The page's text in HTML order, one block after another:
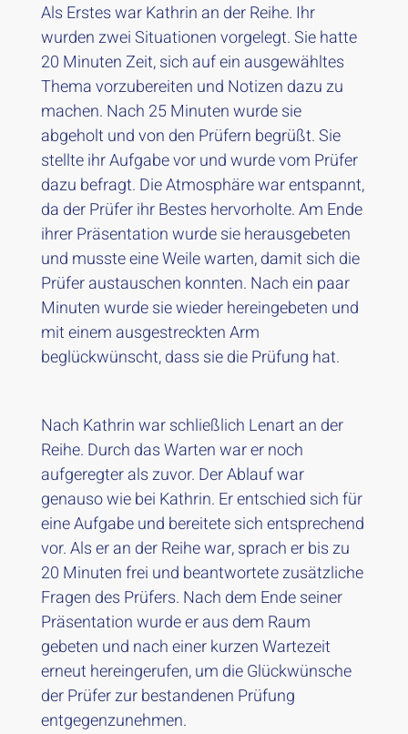
Als Erstes war Kathrin an der Reihe. Ihr
wurden zwei Situationen vorgelegt. Sie hatte
20 Minuten Zeit, sich auf ein ausgewähltes
Thema vorzubereiten und Notizen dazu zu
machen. Nach 25 Minuten wurde sie
abgeholt und von den Prüfern begrüßt. Sie
stellte ihr Aufgabe vor und wurde vom Prüfer
dazu befragt. Die Atmosphäre war entspannt,
da der Prüfer ihr Bestes hervorholte. Am Ende
ihrer Präsentation wurde sie herausgebeten
und musste eine Weile warten, damit sich die
Prüfer austauschen konnten. Nach ein paar
Minuten wurde sie wieder hereingebeten und
mit einem ausgestreckten Arm
beglückwünscht, dass sie die Prüfung hat.
Nach Kathrin war schließlich Lenart an der
Reihe. Durch das Warten war er noch
aufgeregter als zuvor. Der Ablauf war
genauso wie bei Kathrin. Er entschied sich für
eine Aufgabe und bereitete sich entsprechend
vor. Als er an der Reihe war, sprach er bis zu
20 Minuten frei und beantwortete zusätzliche
Fragen des Prüfers. Nach dem Ende seiner
Präsentation wurde er aus dem Raum
gebeten und nach einer kurzen Wartezeit
erneut hereingerufen, um die Glückwünsche
der Prüfer zur bestandenen Prüfung
entgegenzunehmen.